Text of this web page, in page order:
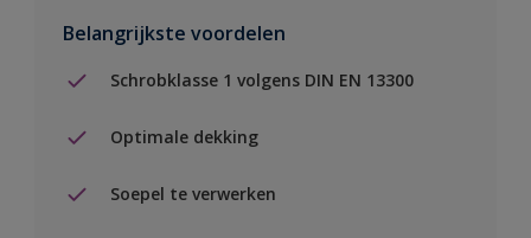
Belangrijkste voordelen
Schrobklasse 1 volgens DIN EN 13300
Optimale dekking
Soepel te verwerken